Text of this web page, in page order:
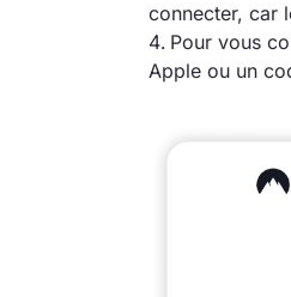
connecter, car
Pour vous
Apple ou un